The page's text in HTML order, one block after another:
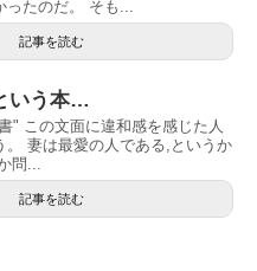
ったのだ。 そも...
記事を読む
いう本…
" この文面に違和感を感じた人
。 妻は最愛の人である,というか
問...
記事を読む